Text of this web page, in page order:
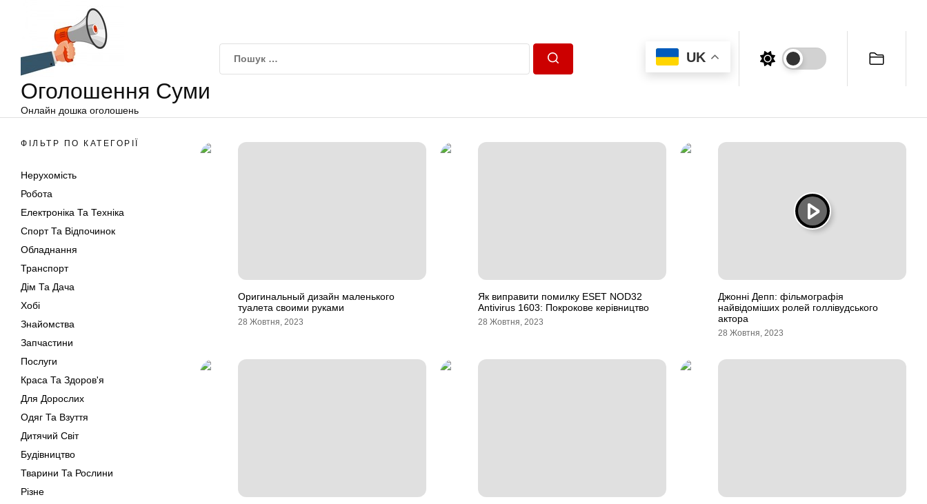
Оголошення Суми
Онлайн дошка оголошень
UK
ФІЛЬТР ПО КАТЕГОРІЇ
Нерухомість
Робота
Електроніка Та Техніка
Спорт Та Відпочинок
Обладнання
Транспорт
Дім Та Дача
Хобі
Знайомства
Запчастини
Послуги
Краса Та Здоров'я
Для Дорослих
Одяг Та Взуття
Дитячий Світ
Будівництво
Тварини Та Рослини
Різне
Оригинальный дизайн маленького
туалета своими руками
28 Жовтня, 2023
Як виправити помилку ESET NOD32
Antivirus 1603: Покрокове керівництво
28 Жовтня, 2023
Джонні Депп: фільмографія
найвідоміших ролей голлівудського
актора
28 Жовтня, 2023